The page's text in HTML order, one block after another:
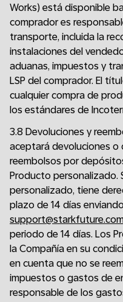
Works) está disponible
comprador es
transporte, incluida la
instalaciones del
aduanas, impuestos y
LSP del comprador. El
cualquier compra de
los estándares de
3.8 Devoluciones y
aceptará devoluciones o
reembolsos por
Producto personalizado.
personalizado, tiene
plazo de 14 días
periodo de 14 días. Los
la Compañía en su
en cuenta que no se
impuestos o gastos de
responsable de los